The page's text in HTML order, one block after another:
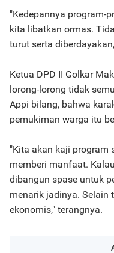
"Kedepannya program-
kita libatkan ormas.
turut serta
Ketua DPD II Golkar
lorong-lorong tidak
Appi bilang, bahwa
pemukiman warga itu
"Kita akan kaji program
memberi manfaat.
dibangun spase untuk
menarik jadinya. Selain
ekonomis," terangnya.